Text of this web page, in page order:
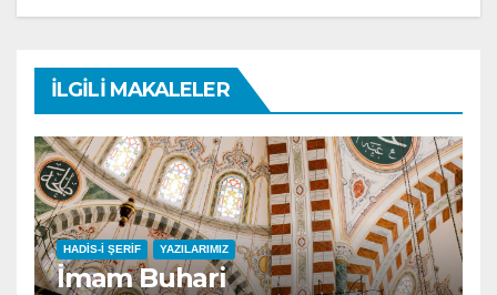
İLGILI MAKALELER
HADIS-I ŞERIF YAZILARIMIZ
İmam Buhari